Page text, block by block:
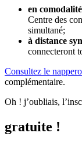
en
Centre des
simultané;
à distance
connecteront
Consultez le
complémentaire.
Oh ! j’oubliais,
gratuite !